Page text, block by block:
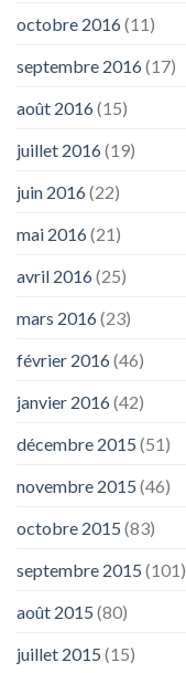
octobre 2016(11)
septembre 2016(17)
août 2016(15)
juillet 2016(19)
juin 2016(22)
mai 2016(21)
avril 2016(25)
mars 2016(23)
février 2016(46)
janvier 2016(42)
décembre 2015 (51)
novembre 2015 (46)
octobre 2015 (83)
septembre 2015 (101)
août 2015 (80)
juillet 2015 (15)